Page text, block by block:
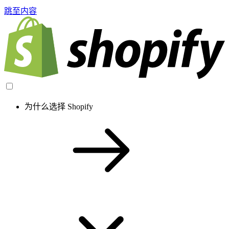
跳至内容
为什么选择 Shopify